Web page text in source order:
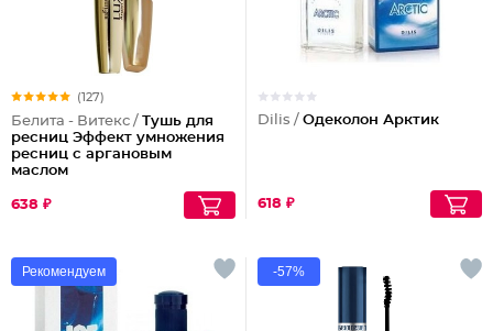
(127)
Белита - Витекс / Тушь для
ресниц Эффект умножения
ресниц с аргановым
маслом
638 ₽
Dilis / Одеколон Арктик
618 ₽
Рекомендуем -57%